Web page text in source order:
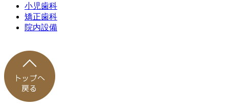
小児歯科
矯正歯科
院内設備